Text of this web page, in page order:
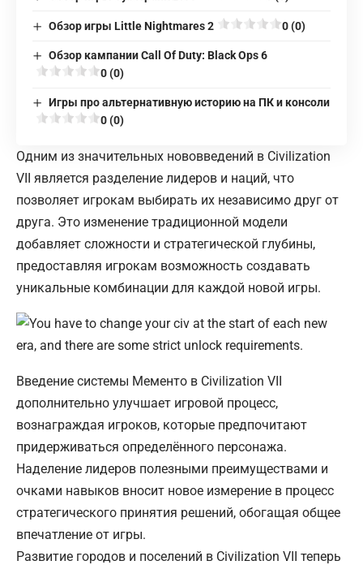
Обзор игры Little Nightmares 2 0 (0)
Обзор кампании Call Of Duty: Black Ops 6
0 (0)
Игры про альтернативную историю на ПК и консоли
0 (0)
Одним из значительных нововведений в Civilization
VII является разделение лидеров и наций, что
позволяет игрокам выбирать их независимо друг от
друга. Это изменение традиционной модели
добавляет сложности и стратегической глубины,
предоставляя игрокам возможность создавать
уникальные комбинации для каждой новой игры.
Введение системы Мементо в Civilization VII
дополнительно улучшает игровой процесс,
вознаграждая игроков, которые предпочитают
придерживаться определённого персонажа.
Наделение лидеров полезными преимуществами и
очками навыков вносит новое измерение в процесс
стратегического принятия решений, обогащая общее
впечатление от игры.
Развитие городов и поселений в Civilization VII теперь